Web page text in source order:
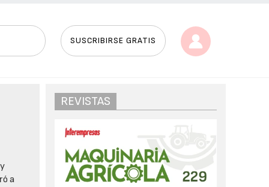
SUSCRIBIRSE GRATIS
a
REVISTAS